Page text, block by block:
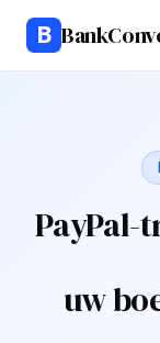
B
PayPal-
uw